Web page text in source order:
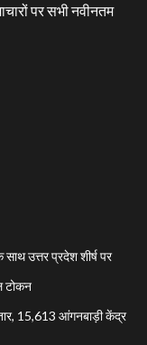
पर सभी नवीनतम
उत्तर प्रदेश शीर्ष पर
टोकन
15,613 आंगनबाड़ी केंद्र